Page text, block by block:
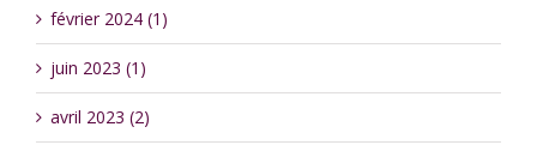
février 2024 (1)
juin 2023 (1)
avril 2023 (2)